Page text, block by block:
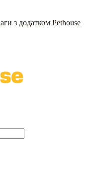
з додатком Pethouse